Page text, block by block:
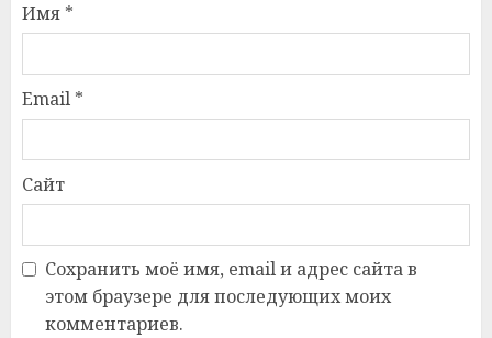
Имя *
Email *
Сайт
Сохранить моё имя, email и адрес сайта в
этом браузере для последующих моих
комментариев.